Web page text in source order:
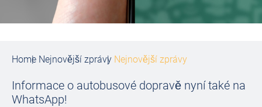
Home Nejnovější zprávy Nejnovější zprávy
Informace o autobusové dopravě nyní také na
WhatsApp!